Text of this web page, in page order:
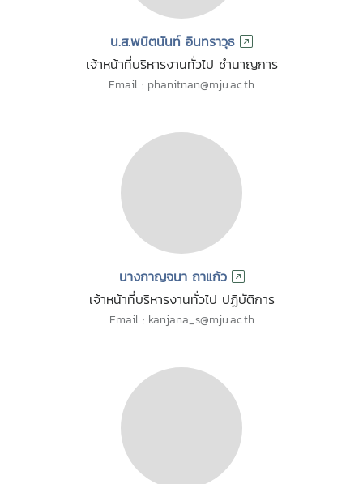
น.ส.พนิตนันท์ อินทราวุธ
เจ้าหน้าที่บริหารงานทั่วไป ชำนาญการ
Email : phanitnan@mju.ac.th
นางกาญจนา ถาแก้ว
เจ้าหน้าที่บริหารงานทั่วไป ปฏิบัติการ
Email : kanjana_s@mju.ac.th